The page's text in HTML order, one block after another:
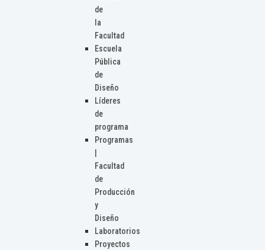
de
la
Facultad
Escuela
Pública
de
Diseño
Líderes
de
programa
Programas
Facultad
de
Producción
y
Diseño
Laboratorios
Proyectos